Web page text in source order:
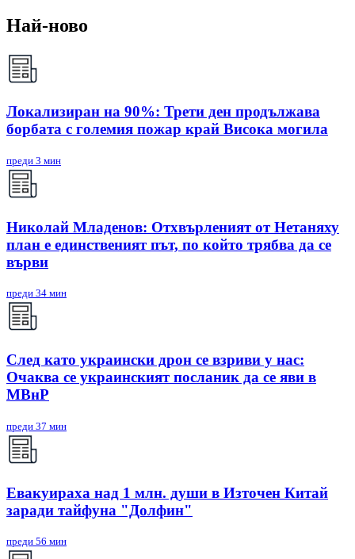
Най-ново
Локализиран на 90%: Трети ден продължава
борбата с големия пожар край Висока могила
преди 3 мин
Николай Младенов: Отхвърленият от Нетаняху
план е единственият път, по който трябва да се
върви
преди 34 мин
След като украински дрон се взриви у нас:
Очаква се украинският посланик да се яви в
МВнР
преди 37 мин
Евакуираха над 1 млн. души в Източен Китай
заради тайфуна "Долфин"
преди 56 мин